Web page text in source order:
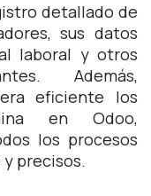
detallado de
sus datos
laboral y otros
Además,
eficiente los
en Odoo,
los procesos
precisos.